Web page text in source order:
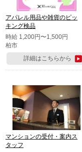
アパレル用品や雑貨のピッ
キング検品
時給 1,200円〜1,500円
柏市
詳細はこちらから
マンションの受付・案内ス
タッフ